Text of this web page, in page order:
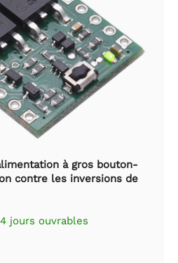
à gros bouton-
contre les inversions de
jours ouvrables